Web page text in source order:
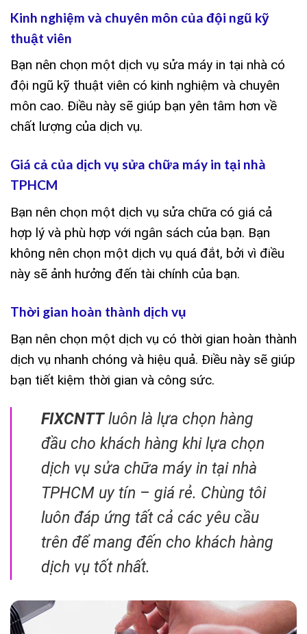
Kinh nghiệm và chuyên môn của đội ngũ kỹ
thuật viên
Bạn nên chọn một dịch vụ sửa máy in tại nhà có
đội ngũ kỹ thuật viên có kinh nghiệm và chuyên
môn cao. Điều này sẽ giúp bạn yên tâm hơn về
chất lượng của dịch vụ.
Giá cả của dịch vụ sửa chữa máy in tại nhà
TPHCM
Bạn nên chọn một dịch vụ sửa chữa có giá cả
hợp lý và phù hợp với ngân sách của bạn. Bạn
không nên chọn một dịch vụ quá đắt, bởi vì điều
này sẽ ảnh hưởng đến tài chính của bạn.
Thời gian hoàn thành dịch vụ
Bạn nên chọn một dịch vụ có thời gian hoàn thành
dịch vụ nhanh chóng và hiệu quả. Điều này sẽ giúp
bạn tiết kiệm thời gian và công sức.
FIXCNTTluôn là lựa chọn hàng
đầu cho khách hàng khi lựa chọn
dịch vụ sửa chữa máy in tại nhà
TPHCM uy tín – giá rẻ. Chùng tôi
luôn đáp ứng tất cả các yêu cầu
trên để mang đến cho khách hàng
dịch vụ tốt nhất.